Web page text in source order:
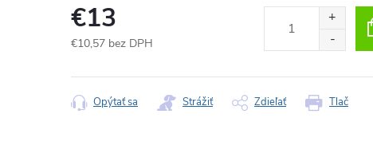
€13
€10,57 bez DPH
cena:
Tlač
Opýtať sa Strážiť Zdieľať